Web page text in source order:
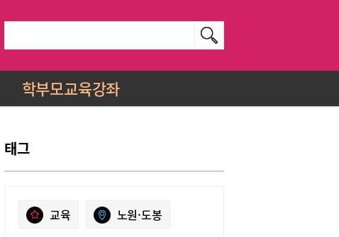
학부모교육강좌
태그
교육 노원·도봉